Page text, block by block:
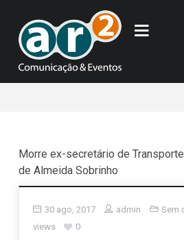
Morre ex-secretário de
de Almeida Sobrinho
30 ago, 2017 admin Sem
views
0